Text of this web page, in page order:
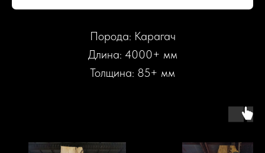
Порода: Карагач
Длина: 4000+ мм
Толщина: 85+ мм